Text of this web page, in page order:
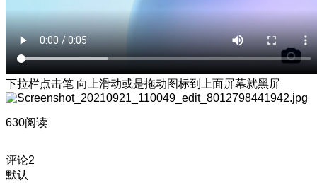
下拉栏点击笔 向上滑动或是拖动图标到上面屏幕就黑屏
630阅读
评论2
默认